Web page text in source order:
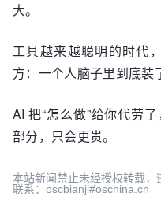
大。
工具越来越聪明的时代
方：一个人脑子里到底装
AI 把“怎么做”给你代劳
部分，只会更贵。
本站新闻禁止未经授权转载
联系：oscbianji#oschina.cn